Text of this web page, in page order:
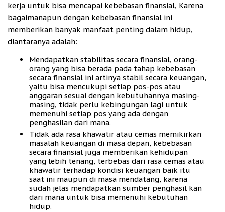
kerja untuk bisa mencapai kebebasan finansial, Karena
bagaimanapun dengan kebebasan finansial ini
memberikan banyak manfaat penting dalam hidup,
diantaranya adalah:
Mendapatkan stabilitas secara finansial, orang-
orang yang bisa berada pada tahap kebebasan
secara finansial ini artinya stabil secara keuangan,
yaitu bisa mencukupi setiap pos-pos atau
anggaran sesuai dengan kebutuhannya masing-
masing, tidak perlu kebingungan lagi untuk
memenuhi setiap pos yang ada dengan
penghasilan dari mana.
Tidak ada rasa khawatir atau cemas memikirkan
masalah keuangan di masa depan, kebebasan
secara finansial juga memberikan kehidupan
yang lebih tenang, terbebas dari rasa cemas atau
khawatir terhadap kondisi keuangan baik itu
saat ini maupun di masa mendatang, karena
sudah jelas mendapatkan sumber penghasil kan
dari mana untuk bisa memenuhi kebutuhan
hidup.